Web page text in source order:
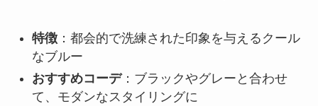
特徴：都会的で洗練された印象を与えるクール
なブルー
おすすめコーデ：ブラックやグレーと合わせ
て、モダンなスタイリングに